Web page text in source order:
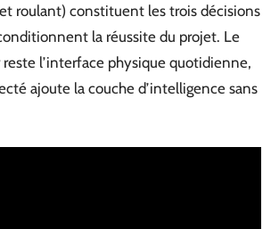
roulant) constituent les trois décisions
la réussite du projet. Le
l’interface physique quotidienne,
ajoute la couche d’intelligence sans